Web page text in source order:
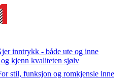
inntrykk - både ute og inne
og kjenn kvaliteten sjølv
stil, funksjon og romkjensle inne